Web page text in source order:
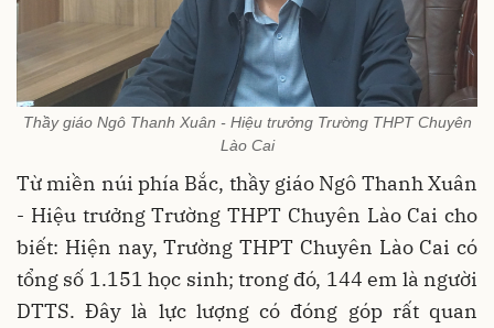
Thầy giáo Ngô Thanh Xuân - Hiệu trưởng Trường THPT Chuyên
Lào Cai
Từ miền núi phía Bắc, thầy giáo Ngô Thanh Xuân
- Hiệu trưởng Trường THPT Chuyên Lào Cai cho
biết: Hiện nay, Trường THPT Chuyên Lào Cai có
tổng số 1.151 học sinh; trong đó, 144 em là người
DTTS. Đây là lực lượng có đóng góp rất quan